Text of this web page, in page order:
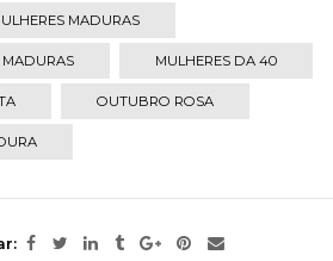
MADURAS
MADURAS MULHERES DA 40
OUTUBRO ROSA